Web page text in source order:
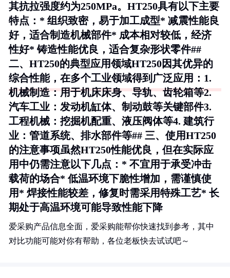
其抗拉强度约为250MPa。HT250具有以下主要
特点：* 组织致密，易于加工成型* 减震性能良
好，适合制造机械部件* 成本相对较低，经济
性好* 铸造性能优良，适合复杂形状零件##
二、HT250的典型应用领域HT250因其优异的
综合性能，在多个工业领域得到广泛应用：1.
机械制造：用于机床床身、导轨、齿轮箱等2.
汽车工业 ：发动机缸体、制动鼓等关键部件3.
工程机械 ：挖掘机配重、液压阀体等4. 建筑行
业 ：管道系统、排水部件等## 三、使用HT250
的注意事项虽然HT250性能优良，但在实际应
用中仍需注意以下几点：* 不宜用于承受冲击
载荷的场合* 低温环境下脆性增加，需谨慎使
用* 焊接性能较差，修复时需采用特殊工艺* 长
期处于高温环境可能导致性能下降
爱采购产品信息全面，爱采购能帮你快速找到参考，其中
对比功能可能对你有帮助，各位老板快去试试吧～